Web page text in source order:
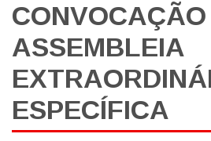
CONVOCAÇÃO
ASSEMBLEIA
ESPECÍFICA